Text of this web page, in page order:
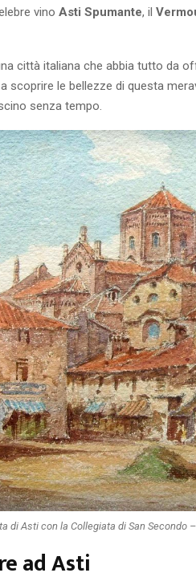
vino Asti Spumante, il
città italiana che abbia tutto da
scoprire le bellezze di questa
senza tempo.
di Asti con la Collegiata di San Secondo
ad Asti